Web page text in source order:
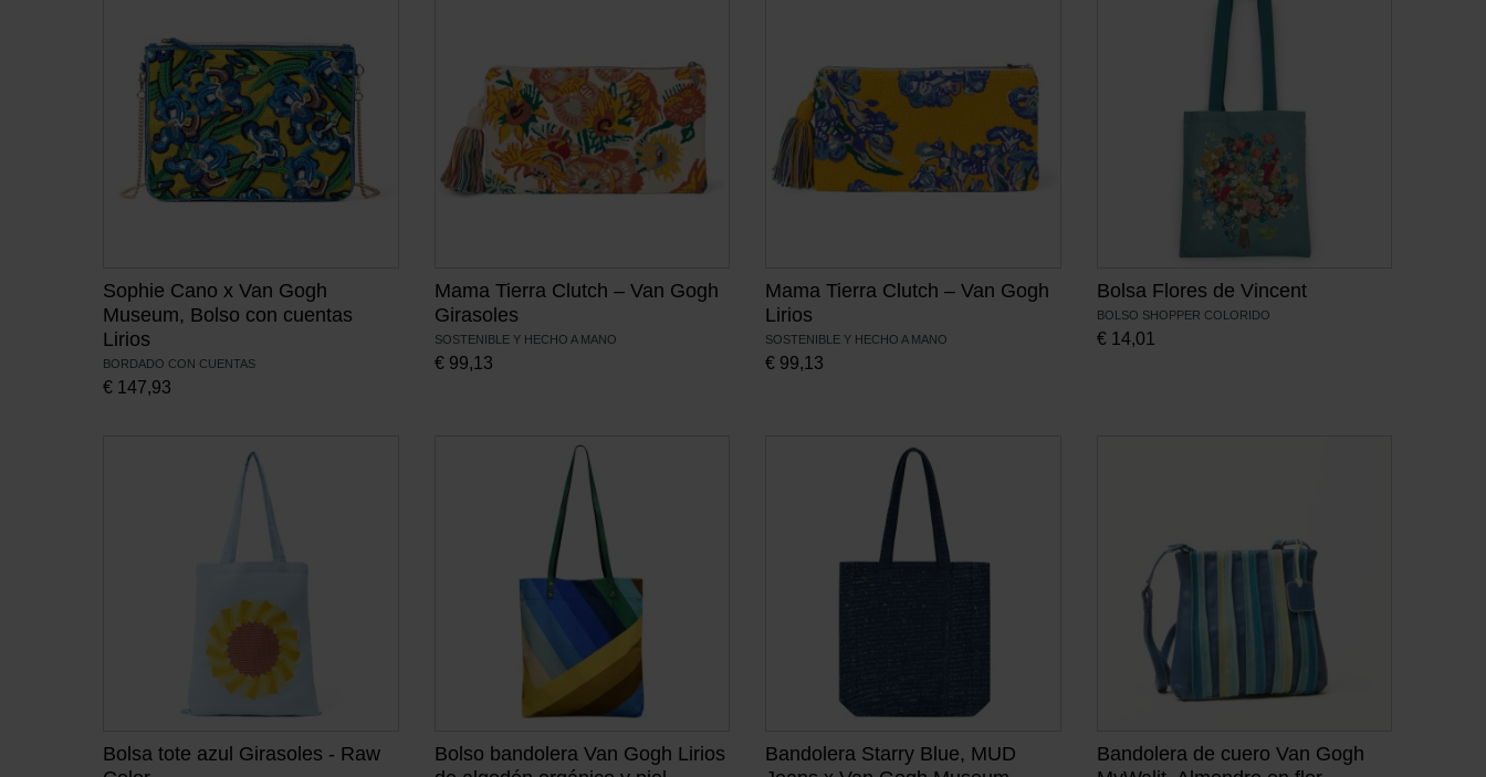
Sophie Cano x Van Gogh
Museum, Bolso con cuentas
Lirios
BORDADO CON CUENTAS
€ 147,93
Mama Tierra Clutch – Van Gogh
Girasoles
SOSTENIBLE Y HECHO A MANO
€ 99,13
Mama Tierra Clutch – Van Gogh
Lirios
SOSTENIBLE Y HECHO A MANO
€ 99,13
Bolsa Flores de Vincent
BOLSO SHOPPER COLORIDO
€ 14,01
Bolsa tote azul Girasoles - Raw
Bolso bandolera Van Gogh Lirios
Bandolera Starry Blue, MUD
Bandolera de cuero Van Gogh